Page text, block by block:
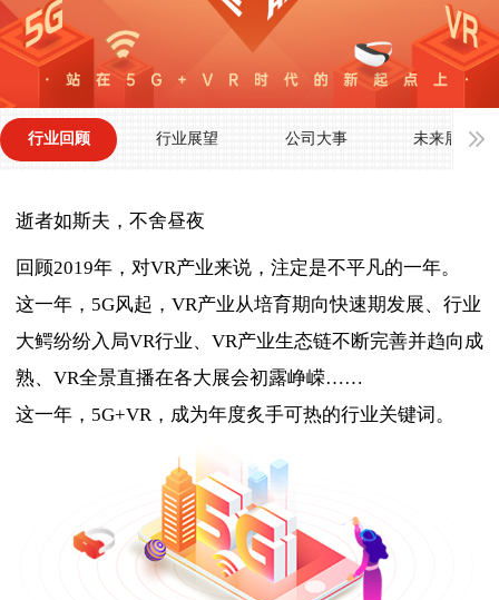
行业回顾 行业展望 公司大事 未来展望
逝者如斯夫，不舍昼夜
回顾2019年，对VR产业来说，注定是不平凡的一年。
这一年，5G风起，VR产业从培育期向快速期发展、行业
大鳄纷纷入局VR行业、VR产业生态链不断完善并趋向成
熟、VR全景直播在各大展会初露峥嵘……
这一年，5G+VR，成为年度炙手可热的行业关键词。